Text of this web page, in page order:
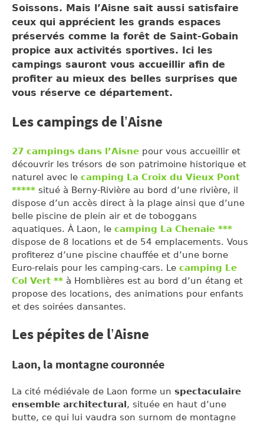
Soissons. Mais l’Aisne sait aussi satisfaire
ceux qui apprécient les grands espaces
préservés comme la forêt de Saint-Gobain
propice aux activités sportives. Ici les
campings sauront vous accueillir afin de
profiter au mieux des belles surprises que
vous réserve ce département.
Les campings de l’Aisne
27 campings dans l’Aisne pour vous accueillir et
découvrir les trésors de son patrimoine historique et
naturel avec le camping La Croix du Vieux Pont
***** situé à Berny-Rivière au bord d’une rivière, il
dispose d’un accès direct à la plage ainsi que d’une
belle piscine de plein air et de toboggans
aquatiques. À Laon, le camping La Chenaie ***
dispose de 8 locations et de 54 emplacements. Vous
profiterez d’une piscine chauffée et d’une borne
Euro-relais pour les camping-cars. Le camping Le
Col Vert ** à Homblières est au bord d’un étang et
propose des locations, des animations pour enfants
et des soirées dansantes.
Les pépites de l’Aisne
Laon, la montagne couronnée
La cité médiévale de Laon forme un spectaculaire
ensemble architectural, située en haut d’une
butte, ce qui lui vaudra son surnom de montagne